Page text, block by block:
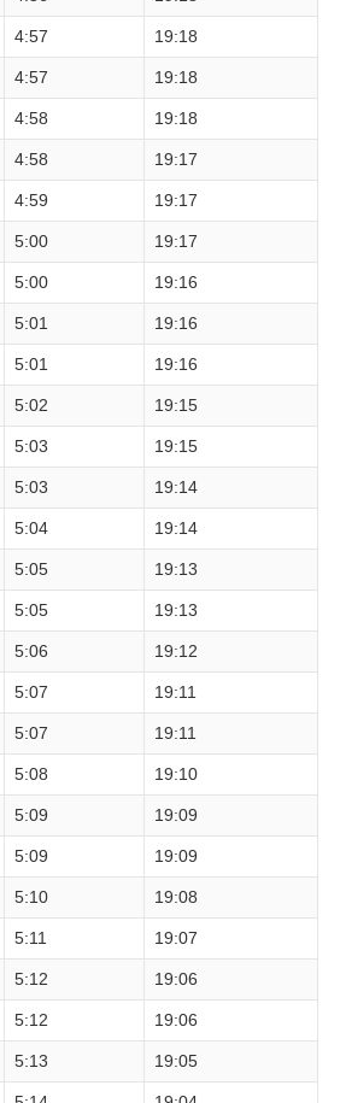
4:57 19:18
4:57 19:18
4:58 19:18
4:58 19:17
4:59 19:17
5:00 19:17
5:00 19:16
5:01 19:16
5:01 19:16
5:02 19:15
5:03 19:15
5:03 19:14
5:04 19:14
5:05 19:13
5:05 19:13
5:06 19:12
5:07 19:11
5:07 19:11
5:08 19:10
5:09 19:09
5:09 19:09
5:10 19:08
5:11 19:07
5:12 19:06
5:12 19:06
5:13 19:05